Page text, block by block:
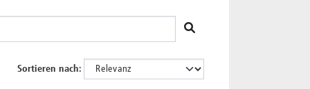
Sortieren nach